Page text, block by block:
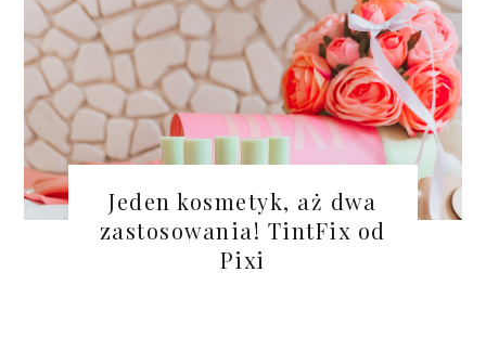
Jeden kosmetyk, aż dwa
zastosowania! TintFix od
Pixi